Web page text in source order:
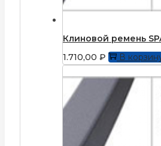
Клиновой ремень
1.710,00 ₽ В